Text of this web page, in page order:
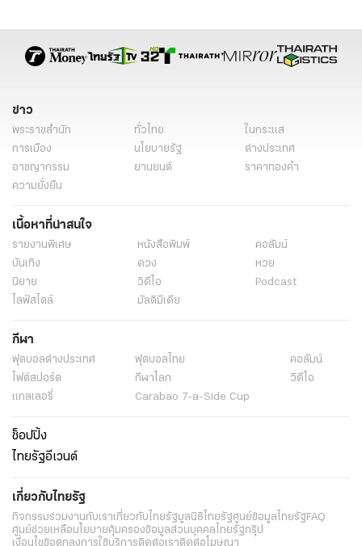
การดำเนินคดี การเปิดสถานพยาบาล การเฝ้าระวังธุรกิจ
การเมือง
ข่าวการเมืองล่าสุด การเมืองวันนี้ เรื่องเด่น
ไทยรัฐออนไลน์
ข่าว
พระราชสำนัก ทั่วไทย
ในกระแส
การเมือง
นโยบายรัฐ
ต่างประเทศ
อาชญากรรม
ยานยนต์
ราคาทองคำ
ความยั่งยืน
เนื้อหาที่น่าสนใจ
รายงานพิเศษ หนังสือพิมพ์
คอลัมน์
บันเทิง
ดวง
หวย
นิยาย
วิดีโอ
Podcast
ไลฟ์สไตล์
มัลติมีเดีย
กีฬา
ฟุตบอลต่่างประเทศ ฟุตบอลไทย
คอลัมน์
ไฟต์สปอร์ต
กีฬาโลก
วิดีโอ
แกลเลอรี่
Carabao 7-a-Side Cup
ช็อปปิ้ง
ไทยรัฐอีเวนต์
เกี่ยวกับไทยรัฐ
กิจกรรมร่วมงานกับเราเกี่ยวกับไทยรัฐมูลนิธิไทยรัฐศูนย์ข้อมูลไทยรัฐFAQ
ศูนย์ช่วยเหลือนโยบายคุ้มครองข้อมูลส่วนบุคคลไทยรัฐกรุ๊ป
เงื่อนไขข้อตกลงการใช้บริการติดต่อเราติดต่อโฆษณา